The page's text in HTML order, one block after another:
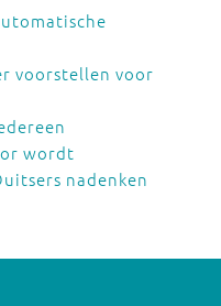
voorstellen voor
wordt
nadenken